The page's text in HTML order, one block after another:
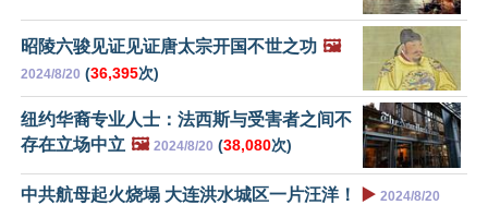
昭陵六骏见证见证唐太宗开国不世之功 🖼️
2024/8/20 (36,395次)
纽约华裔专业人士：法西斯与受害者之间不
存在立场中立 🖼️ 2024/8/20 (38,080次)
中共航母起火烧塌 大连洪水城区一片汪洋！ ▶️ 2024/8/20